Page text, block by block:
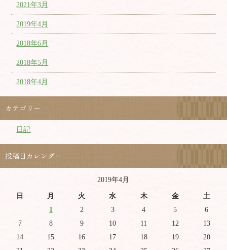
2021年3月
2019年4月
2018年6月
2018年5月
2018年4月
カテゴリー
日記
投稿日カレンダー
2019年4月
日 月 火 水 木 金
土
1
2 3 4 5
6
7
8 9 10 11 12
13
14
15 16 17 18 19
20